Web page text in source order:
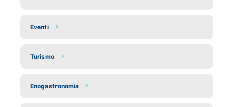
Eventi
Turismo
Enogastronomia